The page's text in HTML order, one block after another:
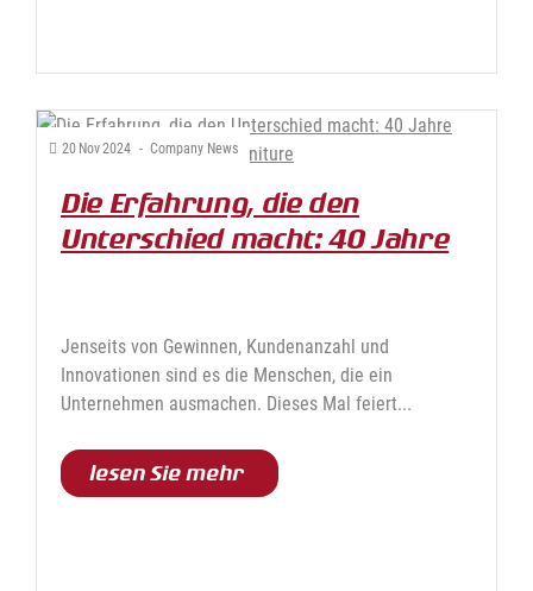
20Nov2024 - Company News
Die Erfahrung, die den
Unterschied macht: 40 Jahre
Jenseits von Gewinnen, Kundenanzahl und
Innovationen sind es die Menschen, die ein
Unternehmen ausmachen. Dieses Mal feiert...
lesen Sie mehr